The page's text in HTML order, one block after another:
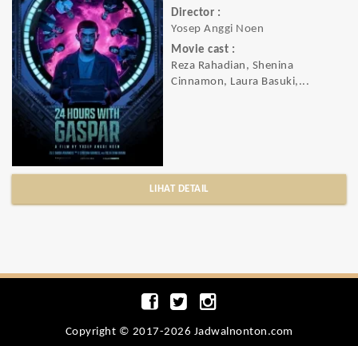
Director :
Yosep Anggi Noen
Movie cast :
Reza Rahadian, Shenina
Cinnamon, Laura Basuki,...
LIHAT DETAIL
Copyright © 2017-2026 Jadwalnonton.com